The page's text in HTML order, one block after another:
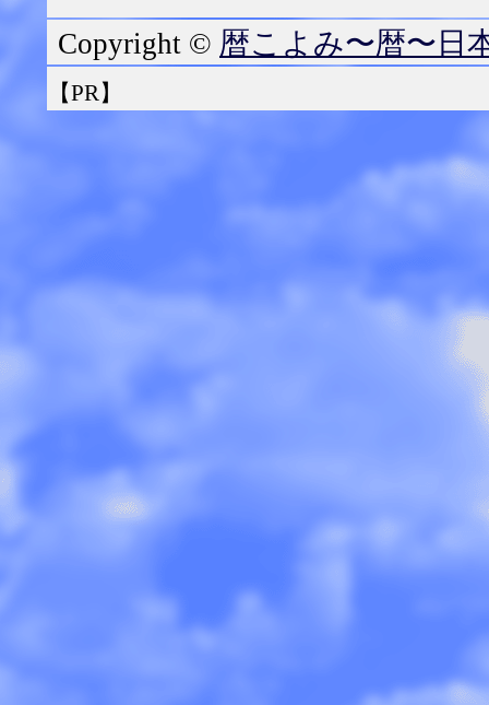
Copyright © 暦こよみ〜暦〜日
【PR】